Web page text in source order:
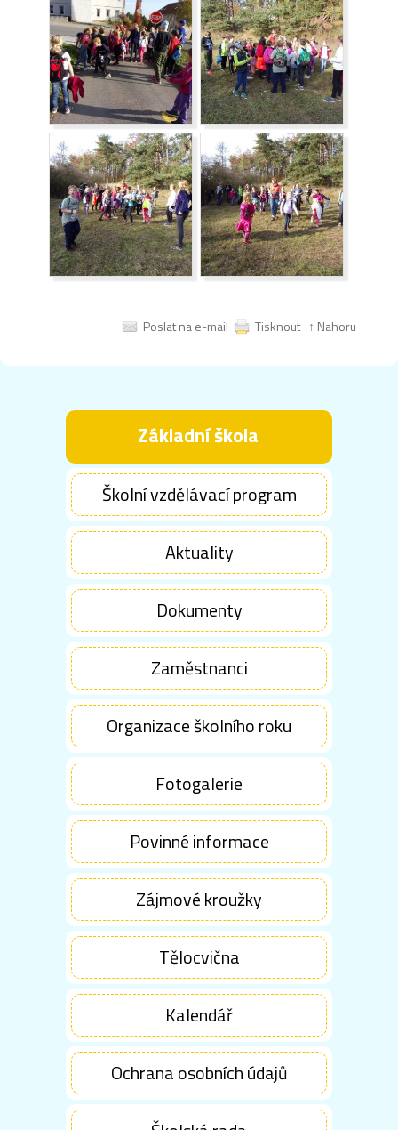
Poslat na e-mail Tisknout ↑ Nahoru
Základní škola
Školní vzdělávací program
Aktuality
Dokumenty
Zaměstnanci
Organizace školního roku
Fotogalerie
Povinné informace
Zájmové kroužky
Tělocvična
Kalendář
Ochrana osobních údajů